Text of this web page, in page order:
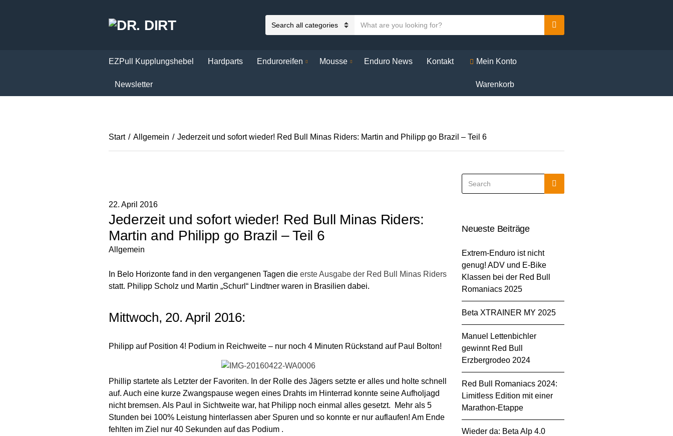
e
a
m
Search
EZPull Kupplungshebel Hardparts Enduroreifen Mousse Enduro News Kontakt
Newsletter
Mein Konto
Warenkorb
Start / Allgemein / Jederzeit und sofort wieder! Red Bull Minas Riders: Martin and Philipp go Brazil – Teil 6
22. April 2016
Jederzeit und sofort wieder! Red Bull Minas Riders:
Martin and Philipp go Brazil – Teil 6
Allgemein
In Belo Horizonte fand in den vergangenen Tagen die erste Ausgabe der Red Bull Minas Riders
statt. Philipp Scholz und Martin „Schurl“ Lindtner waren in Brasilien dabei.
Mittwoch, 20. April 2016:
Philipp auf Position 4! Podium in Reichweite – nur noch 4 Minuten Rückstand auf Paul Bolton!
Phillip startete als Letzter der Favoriten. In der Rolle des Jägers setzte er alles und holte schnell
auf. Auch eine kurze Zwangspause wegen eines Drahts im Hinterrad konnte seine Aufholjagd
nicht bremsen. Als Paul in Sichtweite war, hat Philipp noch einmal alles gesetzt. Mehr als 5
Stunden bei 100% Leistung hinterlassen aber Spuren und so konnte er nur auflaufen! Am Ende
fehlten im Ziel nur 40 Sekunden auf das Podium .
for:
Neueste Beiträge
Extrem-Enduro ist nicht
genug! ADV und E-Bike
Klassen bei der Red Bull
Romaniacs 2025
Beta XTRAINER MY 2025
Manuel Lettenbichler
gewinnt Red Bull
Erzbergrodeo 2024
Red Bull Romaniacs 2024:
Limitless Edition mit einer
Marathon-Etappe
Wieder da: Beta Alp 4.0